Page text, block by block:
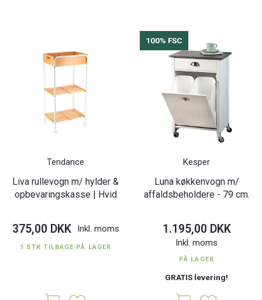
Tendance
Liva rullevogn m/ hylder &
opbevaringskasse | Hvid
375,00 DKK Inkl. moms
1 STK TILBAGE PÅ LAGER
100% FSC
Kesper
Luna køkkenvogn m/
affaldsbeholdere - 79 cm.
1.195,00 DKK
Inkl. moms
PÅ LAGER
GRATIS levering!